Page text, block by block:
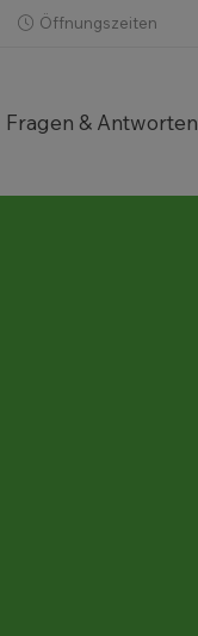
Öffnungszeiten
Fragen & Antworten